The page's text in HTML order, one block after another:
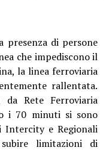
presenza di persone
che impediscono il
la linea ferroviaria
rallentata.
da Rete Ferroviaria
i 70 minuti si sono
Intercity e Regionali
limitazioni di